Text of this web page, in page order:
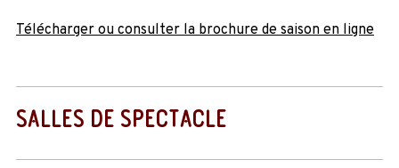
Télécharger ou consulter la brochure de saison en ligne
SALLES DE SPECTACLE